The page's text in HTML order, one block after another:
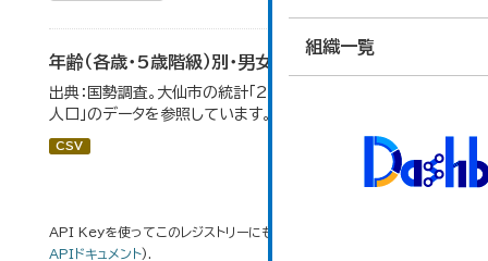
組織一覧
年齢（各歳・5歳階級）別・男女別人口
出典：国勢調査。大仙市の統計「2-1 年齢（各歳）別・男女別
人口」のデータを参照しています。
CSV
API Keyを使ってこのレジストリーにもアクセス可能です
APIドキュメント).